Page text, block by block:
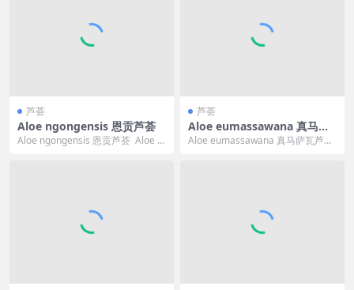
芦荟
Aloe ngongensis 恩贡芦荟
Aloe ngongensis 恩贡芦荟 Aloe n
芦荟
Aloe eumassawana 真马萨
瓦芦荟
Aloe eumassawana 真马萨瓦芦荟